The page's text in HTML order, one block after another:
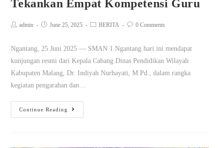
Tekankan Empat Kompetensi Guru
admin June 25, 2025 BERITA 0 Comments
Ngantang, 25 Juni 2025 — SMAN 1 Ngantang hari ini mendapat
kunjungan resmi dari Kepala Cabang Dinas Pendidikan Wilayah
Kabupaten Malang, Dr. Indiyah Nurhayati, M.Pd., dalam rangka
kegiatan pengarahan dan…
Continue Reading